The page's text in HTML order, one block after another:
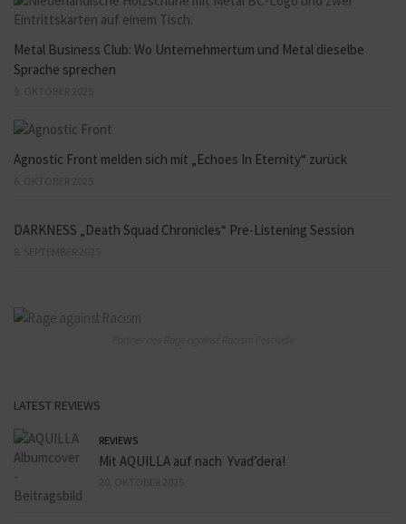
Metal Business Club: Wo Unternehmertum und Metal dieselbe
Sprache sprechen
Agnostic Front melden sich mit „Echoes In Eternity“ zurück
DARKNESS „Death Squad Chronicles“ Pre-Listening Session
LATEST REVIEWS
REVIEWS
Mit AQUILLA auf nach Yvad’dera!